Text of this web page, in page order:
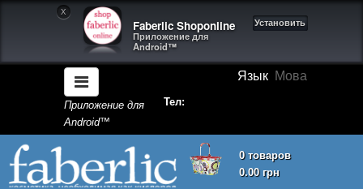
X
Faberlic Shoponline
Приложение для
Android™
Установить
Язык Мова
Приложение для
Android™
Тел:
0 товаров
0.00 грн